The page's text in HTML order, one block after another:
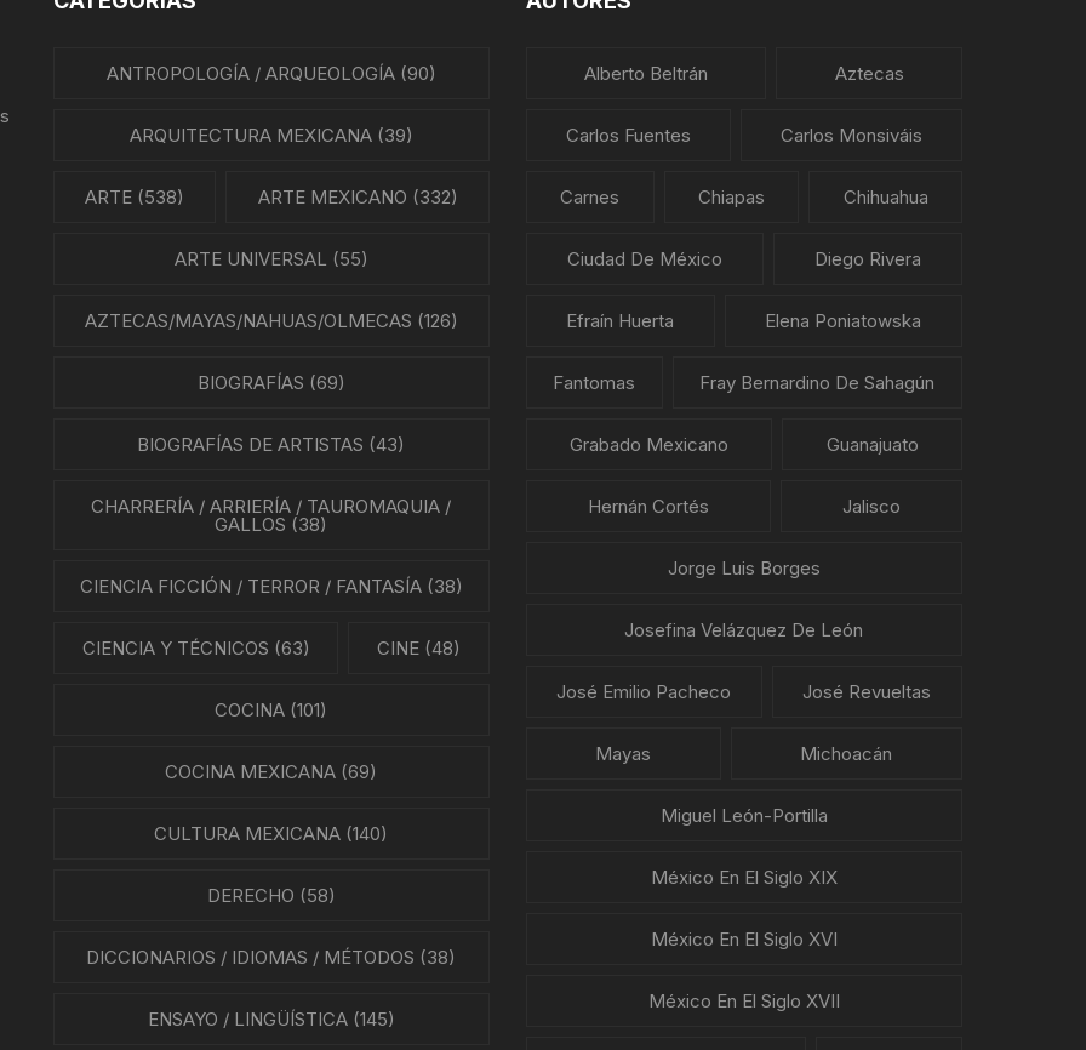
HISTORIA DE LA MÚSICA
HISTORIA DE LA MÚSICA
CANCIONEROS
CORRIDOS
PARTITURAS
TANGO
OBRERO
SOCIALES
ANTROPOLOGÍA / ARQUEOLOGÍA(90)
ARQUITECTURA MEXICANA(39)
ARTE (538) ARTE MEXICANO (332)
ARTE UNIVERSAL (55)
AZTECAS/MAYAS/NAHUAS/OLMECAS (126)
BIOGRAFÍAS (69)
BIOGRAFÍAS DE ARTISTAS (43)
CHARRERÍA / ARRIERÍA / TAUROMAQUIA /
GALLOS (38)
CIENCIA FICCIÓN / TERROR / FANTASÍA(38)
CIENCIA Y TÉCNICOS (63) CINE (48)
COCINA (101)
COCINA MEXICANA (69)
CULTURA MEXICANA (140)
DERECHO (58)
DICCIONARIOS / IDIOMAS / MÉTODOS (38)
ENSAYO / LINGÜÍSTICA(145)
Alberto Beltrán Aztecas
Carlos Fuentes Carlos Monsiváis
Carnes Chiapas Chihuahua
Ciudad De México Diego Rivera
Efraín Huerta Elena Poniatowska
Fantomas Fray Bernardino De Sahagún
Grabado Mexicano Guanajuato
Hernán Cortés Jalisco
Jorge Luis Borges
Josefina Velázquez De León
José Emilio Pacheco José Revueltas
Mayas Michoacán
Miguel León-Portilla
México En El Siglo XIX
México En El Siglo XVI
México En El Siglo XVII